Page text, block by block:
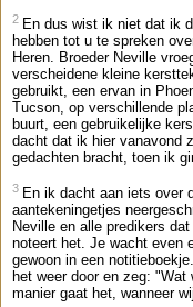
2 En dus wist ik niet dat ik
hebben tot u te spreken
Heren. Broeder Neville
verscheidene kleine
gebruikt, een ervan in
Tucson, op verschillende
buurt, een gebruikelijke
dacht dat ik hier vanavond
gedachten bracht, toen ik
3 En ik dacht aan iets over
aantekeningetjes
Neville en alle predikers
noteert het. Je wacht even
gewoon in een
het weer door en zeg:
manier gaat het, wanneer